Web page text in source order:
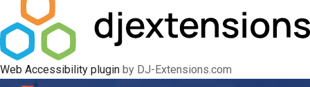
Web Accessibility plugin by DJ-Extensions.com